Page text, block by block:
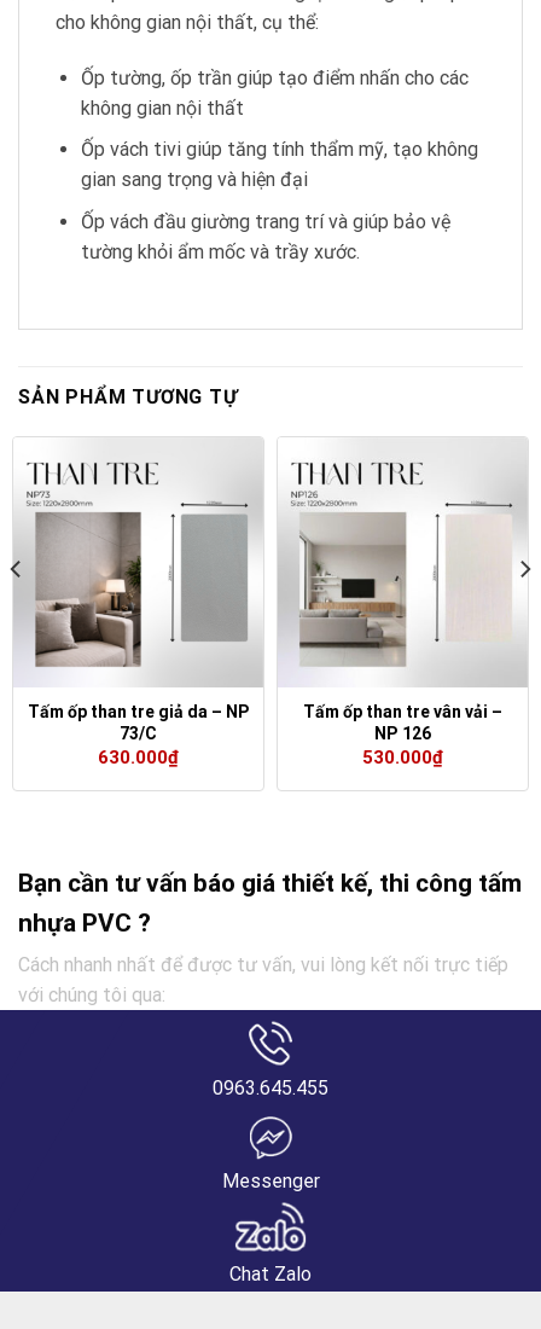
cho không gian nội thất, cụ thể:
Ốp tường, ốp trần giúp tạo điểm nhấn cho các
không gian nội thất
Ốp vách tivi giúp tăng tính thẩm mỹ, tạo không
gian sang trọng và hiện đại
Ốp vách đầu giường trang trí và giúp bảo vệ
tường khỏi ẩm mốc và trầy xước.
SẢN PHẨM TƯƠNG TỰ
Tấm ốp than tre giả da – NP
73/C
630.000₫
Tấm ốp than tre vân vải –
NP 126
530.000₫
Bạn cần tư vấn báo giá thiết kế, thi công tấm
nhựa PVC ?
Cách nhanh nhất để được tư vấn, vui lòng kết nối trực tiếp
với chúng tôi qua:
0963.645.455
Messenger
Chat Zalo